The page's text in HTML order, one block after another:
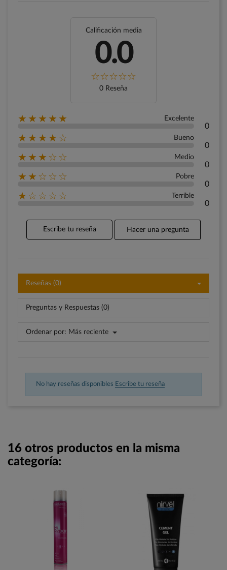
Calificación media
0.0
0 Reseña
★★★★★ Excelente
0
★★★★☆ Bueno
0
★★★☆☆ Medio
0
★★☆☆☆ Pobre
0
★☆☆☆☆ Terrible
0
Escribe tu reseña Hacer una pregunta
Reseñas (0)
Preguntas y Respuestas (0)
Ordenar por: Más reciente
No hay reseñas disponibles Escribe tu reseña
16 otros productos en la misma
categoría: